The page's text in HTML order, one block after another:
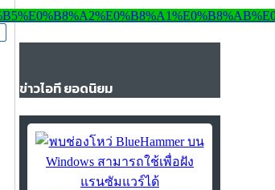
ข่าวไอที ยอดนิยม